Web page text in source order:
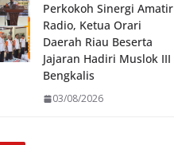
Perkokoh Sinergi Amatir
Radio, Ketua Orari
Daerah Riau Beserta
Jajaran Hadiri Muslok III
Bengkalis
03/08/2026